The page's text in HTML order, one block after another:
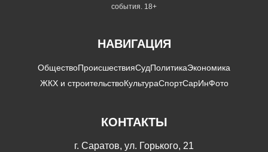
события. 18+
НАВИГАЦИЯ
ОбществоПроисшествияСудПолитикаЭкономика
ЖКХ и строительствоКультураСпортСарИнФото
КОНТАКТЫ
г. Саратов, ул. Горького, 21